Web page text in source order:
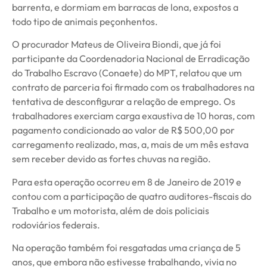
barrenta, e dormiam em barracas de lona, expostos a
todo tipo de animais peçonhentos.
O procurador Mateus de Oliveira Biondi, que já foi
participante da Coordenadoria Nacional de Erradicação
do Trabalho Escravo (Conaete) do MPT, relatou que um
contrato de parceria foi firmado com os trabalhadores na
tentativa de desconfigurar a relação de emprego. Os
trabalhadores exerciam carga exaustiva de 10 horas, com
pagamento condicionado ao valor de R$ 500,00 por
carregamento realizado, mas, a, mais de um mês estava
sem receber devido as fortes chuvas na região.
Para esta operação ocorreu em 8 de Janeiro de 2019 e
contou com a participação de quatro auditores-fiscais do
Trabalho e um motorista, além de dois policiais
rodoviários federais.
Na operação também foi resgatadas uma criança de 5
anos, que embora não estivesse trabalhando, vivia no